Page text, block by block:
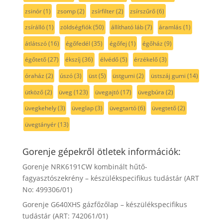
zsinór(1) zsomp(2) zsírfilter(2) zsírszűrő(6)
zsírálló(1) zöldségfiók(50) állítható láb(7) áramlás (1)
átlátszó(16) égőfedél (35) égőfej (1) égőház (9)
égőtető(27) ékszíj (36) élvédő(5) érzékelő(3)
óraház (2) úszó(3) üst(5) üstgumi (2) üstszáj gumi (14)
ütköző(2) üveg(123) üvegajtó(17) üvegbúra (2)
üvegkehely(3) üveglap(3) üvegtartó(6) üvegtető(2)
üvegtányér(13)
Gorenje gépekről ötletek információk:
Gorenje NRK6191CW kombinált hűtő-
fagyasztószekrény – készülékspecifikus tudástár (ART
No: 499306/01)
Gorenje G640XHS gázfőzőlap – készülékspecifikus
tudástár (ART: 742061/01)